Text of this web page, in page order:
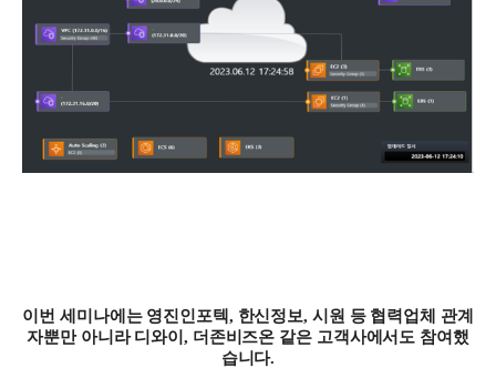
이번 세미나에는 영진인포텍, 한신정보, 시원 등 협력업체 관계
자뿐만 아니라 디와이, 더존비즈온 같은 고객사에서도 참여했
습니다.